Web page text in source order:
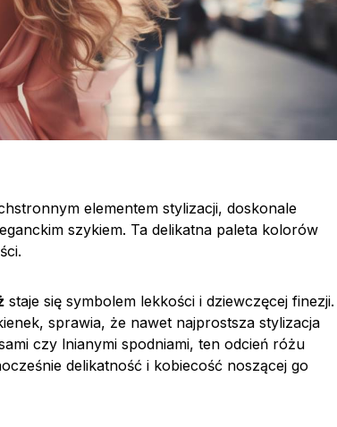
elementem stylizacji, doskonale
szykiem. Ta delikatna paleta kolorów
staje się symbolem lekkości i dziewczęcej finezji.
sprawia, że nawet najprostsza stylizacja
czy lnianymi spodniami, ten odcień różu
delikatność i kobiecość noszącej go